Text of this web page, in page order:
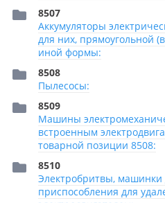
8507
Аккумуляторы
для них, прямоугольной
иной формы:
8508
Пылесосы:
8509
Машины
встроенным
товарной позиции 8508:
8510
Электробритвы, машинки
приспособления для